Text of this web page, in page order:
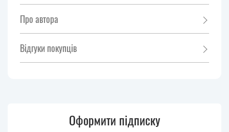
Про автора
Відгуки покупців
Оформити підписку